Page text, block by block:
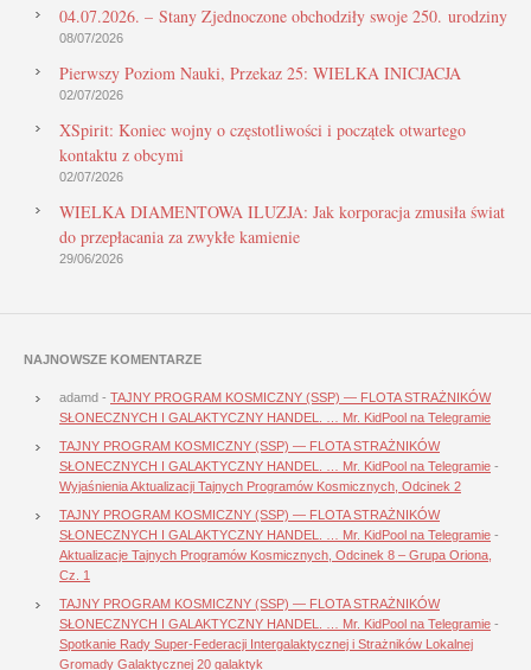
04.07.2026. – Stany Zjednoczone obchodziły swoje 250. urodziny
08/07/2026
Pierwszy Poziom Nauki, Przekaz 25: WIELKA INICJACJA
02/07/2026
XSpirit: Koniec wojny o częstotliwości i początek otwartego
kontaktu z obcymi
02/07/2026
WIELKA DIAMENTOWA ILUZJA: Jak korporacja zmusiła świat
do przepłacania za zwykłe kamienie
29/06/2026
NAJNOWSZE KOMENTARZE
adamd - TAJNY PROGRAM KOSMICZNY (SSP) — FLOTA STRAŻNIKÓW
SŁONECZNYCH I GALAKTYCZNY HANDEL. … Mr. KidPool na Telegramie
TAJNY PROGRAM KOSMICZNY (SSP) — FLOTA STRAŻNIKÓW
SŁONECZNYCH I GALAKTYCZNY HANDEL. … Mr. KidPool na Telegramie -
Wyjaśnienia Aktualizacji Tajnych Programów Kosmicznych, Odcinek 2
TAJNY PROGRAM KOSMICZNY (SSP) — FLOTA STRAŻNIKÓW
SŁONECZNYCH I GALAKTYCZNY HANDEL. … Mr. KidPool na Telegramie -
Aktualizacje Tajnych Programów Kosmicznych, Odcinek 8 – Grupa Oriona,
Cz. 1
TAJNY PROGRAM KOSMICZNY (SSP) — FLOTA STRAŻNIKÓW
SŁONECZNYCH I GALAKTYCZNY HANDEL. … Mr. KidPool na Telegramie -
Spotkanie Rady Super-Federacji Intergalaktycznej i Strażników Lokalnej
Gromady Galaktycznej 20 galaktyk